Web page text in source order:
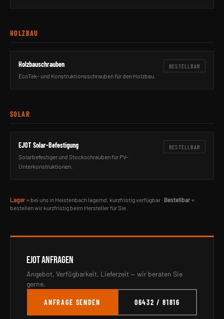
HOLZBAU
Holzbauschrauben
EcoTek- und Konstruktionsschrauben für den Holzbau.
BESTELLBAR
SOLAR
EJOT Solar-Befestigung
Solarbefestiger und Stockschrauben für PV-
Unterkonstruktionen.
BESTELLBAR
Lager= bei uns in Heistenbach lagernd, kurzfristig verfügbar · Bestellbar=
bestellen wir kurzfristig beim Hersteller für Sie.
EJOT ANFRAGEN
Angebot, Verfügbarkeit, Lieferzeit — wir beraten Sie
gerne.
ANFRAGE SENDEN 06432 / 81816